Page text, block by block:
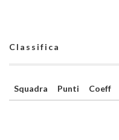
Classifica
Squadra Punti Coeff